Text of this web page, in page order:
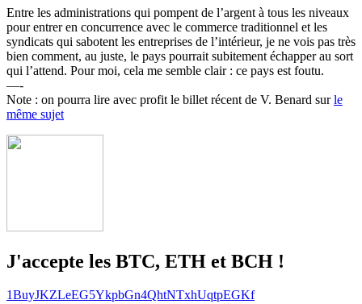
Entre les administrations qui pompent de l’argent à tous les niveaux
pour entrer en concurrence avec le commerce traditionnel et les
syndicats qui sabotent les entreprises de l’intérieur, je ne vois pas très
bien comment, au juste, le pays pourrait subitement échapper au sort
qui l’attend. Pour moi, cela me semble clair : ce pays est foutu.
—-
Note : on pourra lire avec profit le billet récent de V. Benard surle
même sujet
J'accepte les BTC, ETH et BCH !
1BuyJKZLeEG5YkpbGn4QhtNTxhUqtpEGKf